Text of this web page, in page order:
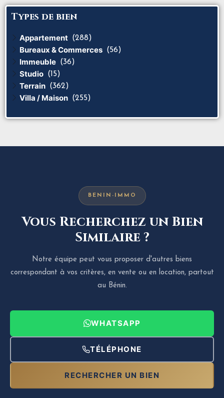
Types de bien
Appartement (288)
Bureaux & Commerces (56)
Immeuble (36)
Studio (15)
Terrain (362)
Villa / Maison (255)
BENIN-IMMO
Vous Recherchez un Bien
Similaire ?
Notre équipe peut vous proposer d'autres biens
correspondant à vos critères, en vente ou en location, partout
au Bénin.
WHATSAPP
TÉLÉPHONE
RECHERCHER UN BIEN